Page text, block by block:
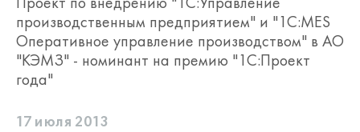
информация между системами
синхронизируется.
Формировать состав изделия и НСИ
можно как встроенными в продукт
интеграции 1С:MES с PDM/PLM-
производственным предприятием" и "1С:MES
Оперативное управление производством" в АО
"КЭМЗ" - номинант на премию "1С:Проект
года"
17 июля 2013